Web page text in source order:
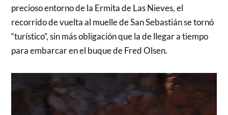
precioso entorno de la Ermita de Las Nieves, el
recorrido de vuelta al muelle de San Sebastián se tornó
“turístico”, sin más obligación que la de llegar a tiempo
para embarcar en el buque de Fred Olsen.